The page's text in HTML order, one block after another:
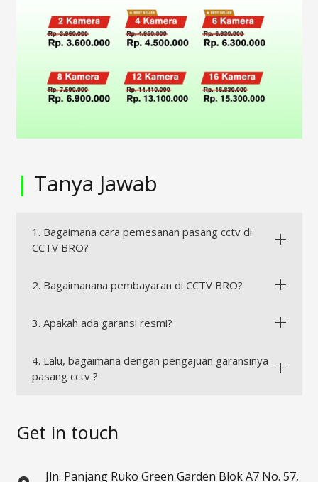
| Tanya Jawab
1. Bagaimana cara pemesanan pasang cctv di
CCTV BRO?
2. Bagaimanana pembayaran di CCTV BRO?
3. Apakah ada garansi resmi?
4. Lalu, bagaimana dengan pengajuan garansinya
pasang cctv ?
Get in touch
Jln. Panjang Ruko Green Garden Blok A7 No. 57,